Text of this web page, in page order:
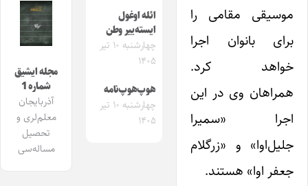
موسیقی مقامی را
برای بانوان اجرا
خواهد کرد.
همراهان وی در این
اجرا «سمیرا
جلیل‌اوا» و «زرگلام
جعفر اوا» هستند.
ائله اوغول
ایسته‌ییر وطن
چهارشنبه ۱۰ تیر
۱۴۰۵
هوپ‌هوپ‌نامه
چهارشنبه ۱۰ تیر
۱۴۰۵
مجله ایشیق
شماره 1
آذربایجان
معلم‌لری و
تحصیل
مساله‌سی